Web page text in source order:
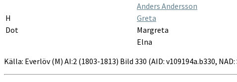
Anders Andersson
H
Greta
Dot
Margreta
Elna
Källa: Everlöv (M) AI:2 (1803-1813) Bild 330 (AID: v109194a.b330,